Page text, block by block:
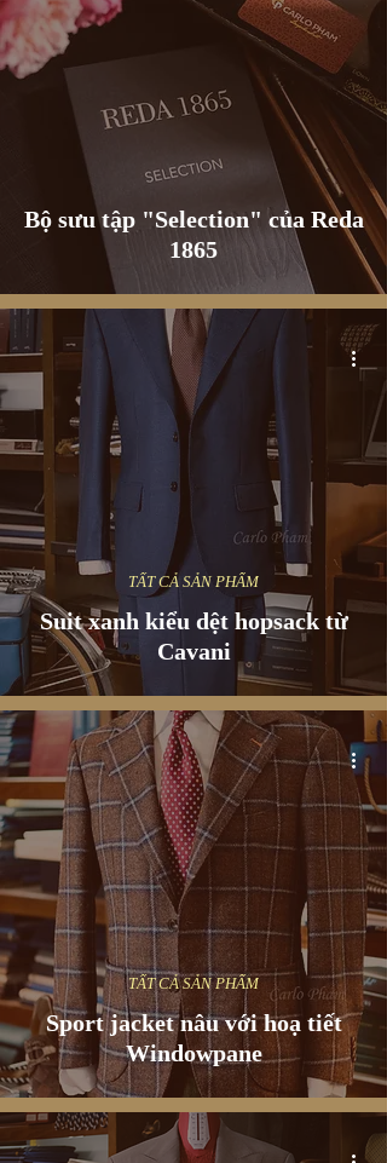
Bộ sưu tập "Selection" của Reda
1865
Suit xanh kiểu dệt hopsack từ
Cavani
TẤT CẢ SẢN PHẨM
Sport jacket nâu với hoạ tiết
Windowpane
TẤT CẢ SẢN PHẨM